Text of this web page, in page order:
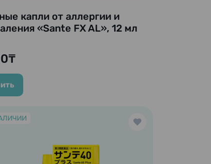
капли от аллергии и
«Sante FX AL», 12 мл